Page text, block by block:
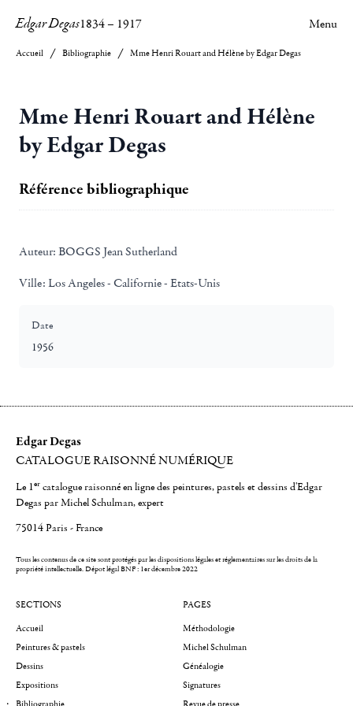
Edgar Degas1834– 1917 Menu
Accueil Bibliographie Mme Henri Rouart and Hélène by Edgar Degas
Mme Henri Rouart and Hélène
by Edgar Degas
Référence bibliographique
Auteur: BOGGS Jean Sutherland
Ville: Los Angeles - Californie - Etats-Unis
Date
1956
Edgar Degas
CATALOGUE RAISONNÉ NUMÉRIQUE
Le 1er catalogue raisonné en ligne des peintures, pastels et dessins d'Edgar
Degas par Michel Schulman, expert
75014 Paris - France
Tous les contenus de ce site sont protégés par les dispositions légales et réglementaires sur les droits de la
propriété intellectuelle.Dépot légal BNF : 1er décembre 2022
SECTIONS
Accueil
Peintures & pastels
Dessins
Expositions
PAGES
Méthodologie
Michel Schulman
Généalogie
Signatures